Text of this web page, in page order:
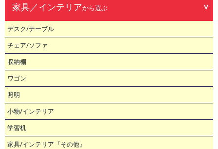
家具／インテリアから選ぶ
デスク/テーブル
チェア/ソファ
収納棚
ワゴン
照明
小物/インテリア
学習机
家具/インテリア『その他』